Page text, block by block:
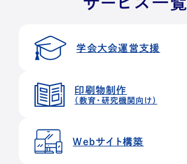
学会大会運営支援
印刷物制作
（教育・研究機関向け）
Webサイト構築